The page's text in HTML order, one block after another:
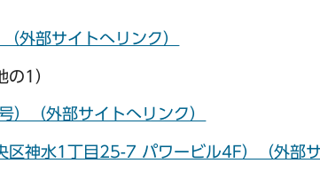
外部サイトへリンク）
1）
（外部サイトへリンク）
区神水1丁目25-7 パワービル4F）（外部